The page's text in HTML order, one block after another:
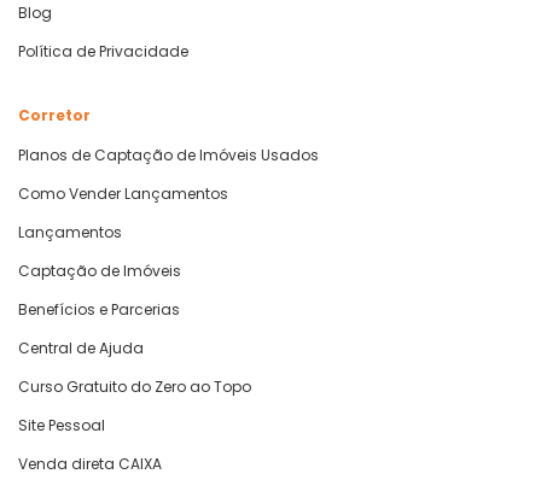
Blog
Política de Privacidade
Corretor
Planos de Captação de Imóveis Usados
Como Vender Lançamentos
Lançamentos
Captação de Imóveis
Benefícios e Parcerias
Central de Ajuda
Curso Gratuito do Zero ao Topo
Site Pessoal
Venda direta CAIXA